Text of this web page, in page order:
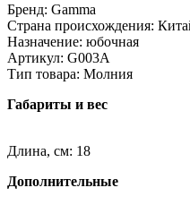
Бренд: Gamma
Страна происхождения:
Назначение: юбочная
Артикул: G003A
Тип товара: Молния
Габариты и вес
Длина, см: 18
Дополнительные